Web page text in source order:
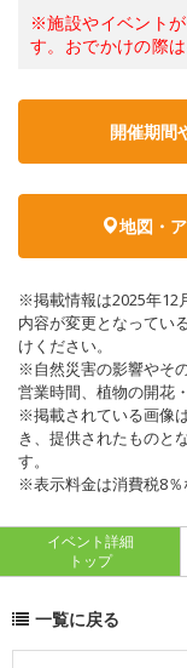
※施設やイベント
す。おでかけの際
開催期間
地図・
※掲載情報は2025年12
内容が変更となってい
けください。
※自然災害の影響やそ
営業時間、植物の開花
※掲載されている画像
き、提供されたものと
す。
※表示料金は消費税8％
イベント詳細
トップ
一覧に戻る